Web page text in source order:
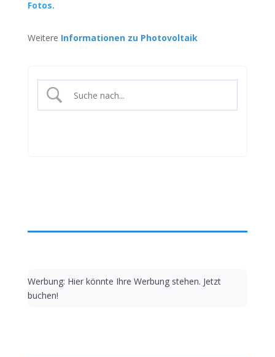
Fotos.
Weitere Informationen zu Photovoltaik
Werbung: Hier könnte Ihre Werbung stehen. Jetzt
buchen!